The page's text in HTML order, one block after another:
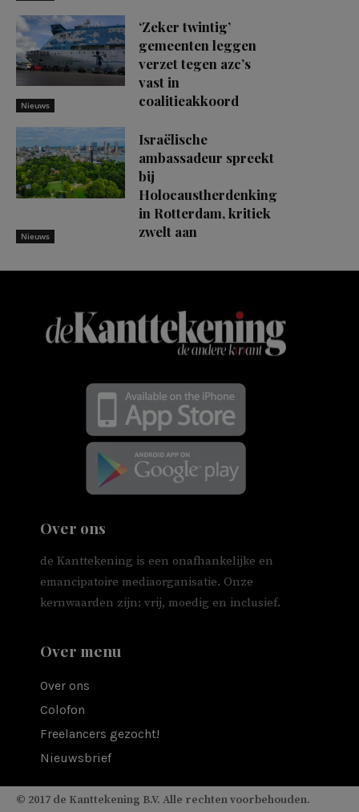
Nieuws
‘Zeker twintig’
gemeenten leggen
verzet tegen azc’s
vast in
coalitieakkoord
Nieuws
Israëlische
ambassadeur spreekt
bij
Holocaustherdenking
in Rotterdam, kritiek
zwelt aan
Over ons
de Kanttekening is een onafhankelijke en
emancipatoire mediaorganisatie. Onze
kernwaarden zijn: vrij, moedig en inclusief.
Over menu
Over ons
Colofon
Freelancers gezocht!
Nieuwsbrief
© 2017 de Kanttekening B.V. Alle rechten voorbehouden.